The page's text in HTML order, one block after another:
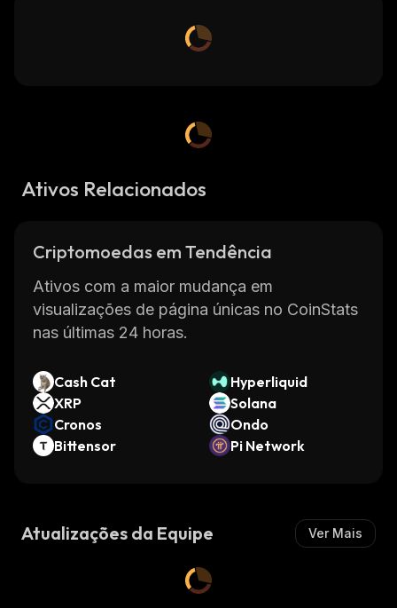
Ativos Relacionados
Criptomoedas em Tendência
Ativos com a maior mudança em
visualizações de página únicas no CoinStats
nas últimas 24 horas.
Cash Cat
Hyperliquid
XRP
Solana
Cronos
Ondo
Bittensor
Pi Network
Atualizações da Equipe Ver Mais